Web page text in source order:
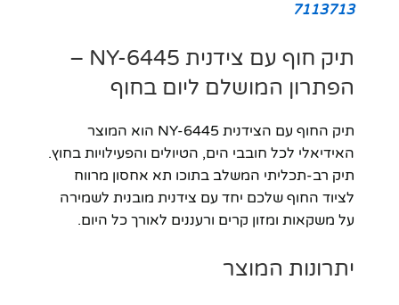
7113713
תיק חוף עם צידנית NY-6445 –
הפתרון המושלם ליום בחוף
תיק החוף עם הצידנית NY-6445 הוא המוצר
האידיאלי לכל חובבי הים, הטיולים והפעילויות בחוץ.
תיק רב-תכליתי המשלב בתוכו תא אחסון מרווח
לציוד החוף שלכם יחד עם צידנית מובנית לשמירה
על משקאות ומזון קרים ורעננים לאורך כל היום.
יתרונות המוצר